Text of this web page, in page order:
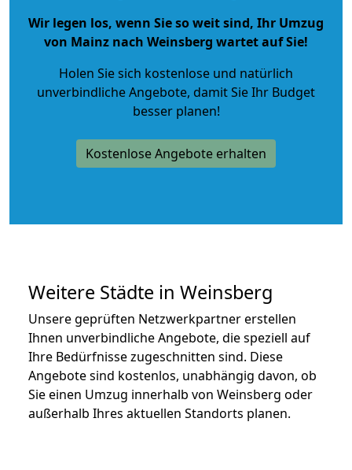
Wir legen los, wenn Sie so weit sind, Ihr Umzug
von Mainz nach Weinsberg wartet auf Sie!
Holen Sie sich kostenlose und natürlich
unverbindliche Angebote, damit Sie Ihr Budget
besser planen!
Kostenlose Angebote erhalten
Weitere Städte in Weinsberg
Unsere geprüften Netzwerkpartner erstellen
Ihnen unverbindliche Angebote, die speziell auf
Ihre Bedürfnisse zugeschnitten sind. Diese
Angebote sind kostenlos, unabhängig davon, ob
Sie einen Umzug innerhalb von Weinsberg oder
außerhalb Ihres aktuellen Standorts planen.